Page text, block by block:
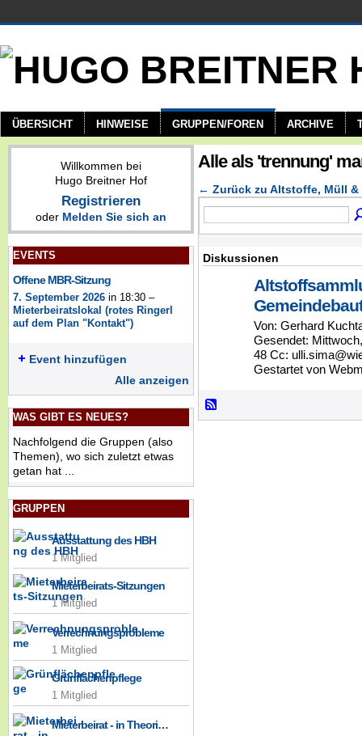
ÜBERSICHT HINWEISE GRUPPEN/FOREN ARCHIVE
Willkommen bei
Hugo Breitner Hof
Registrieren
oder Melden Sie sich an
EVENTS
Offene MBR-Sitzung
7. September 2026 in 18:30 –
Mieterbeiratslokal (rotes Ringerl
auf dem Plan "Kontakt")
Event hinzufügen
Alle anzeigen
WAS GIBT ES NEUES?
Nachfolgend die Gruppen (also
Themen), wo sich zuletzt etwas
getan hat ...
GRUPPEN
Ausstattung des HBH
1 Mitglied
Mieterbeirats-Sitzungen
1 Mitglied
Verrechnungsprobleme
1 Mitglied
Grünflächenpflege
1 Mitglied
Mieterbeirat - in Theori…
Alle als 'trennung'
← Zurück zu Altstoffe, Müll &
Diskussionen
Von: Gerhard
Gesendet:
48 Cc:
Gestartet von